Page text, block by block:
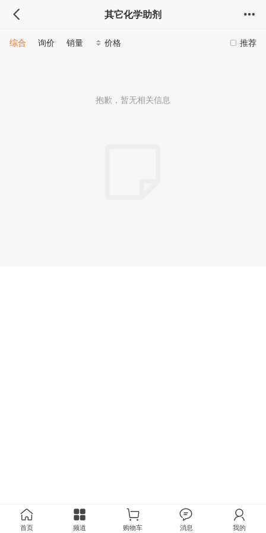
其它化学助剂
推荐
综合 询价 销量 价格
抱歉，暂无相关信息
首页 频道 购物车 消息 我的